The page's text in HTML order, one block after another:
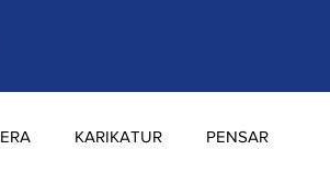
KARIKATUR PENSAR